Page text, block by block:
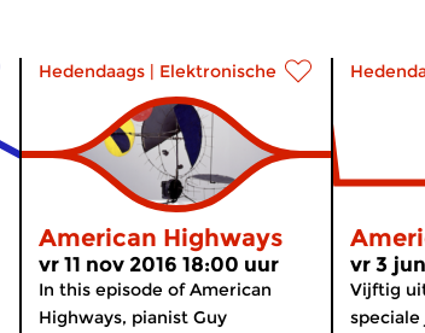
Hedendaags | Elektronische muziek
American Highways
vr 11 nov 2016 18:00 uur
In this episode of American
Highways, pianist Guy
vr 3
Vijftig